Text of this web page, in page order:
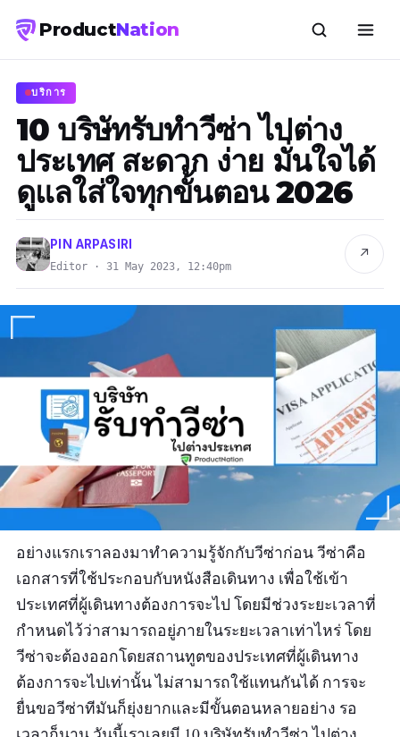
ProductNation
บริการ
10 บริษัทรับทําวีซ่า ไปต่าง
ประเทศ สะดวก ง่าย มั่นใจได้
ดูแลใส่ใจทุกขั้นตอน 2026
PIN ARPASIRI
Editor · 31 May 2023, 12:40pm
↗
อย่างแรกเราลองมาทำความรู้จักกับวีซ่าก่อน วีซ่าคือ
เอกสารที่ใช้ประกอบกับหนังสือเดินทาง เพื่อใช้เข้า
ประเทศที่ผู้เดินทางต้องการจะไป โดยมีช่วงระยะเวลาที่
กำหนดไว้ว่าสามารถอยู่ภายในระยะเวลาเท่าไหร่ โดย
วีซ่าจะต้องออกโดยสถานทูตของประเทศที่ผู้เดินทาง
ต้องการจะไปเท่านั้น ไม่สามารถใช้แทนกันได้ การจะ
ยื่นขอวีซ่าทีมันก็ยุ่งยากและมีขั้นตอนหลายอย่าง รอ